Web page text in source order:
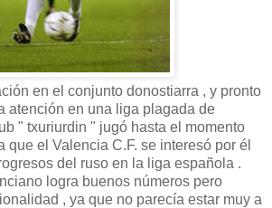
en el conjunto donostiarra , y pronto
atención en una liga plagada de
" txuriurdin " jugó hasta el momento
que el Valencia C.F. se interesó por él
del ruso en la liga española .
logra buenos números pero
, ya que no parecía estar muy a